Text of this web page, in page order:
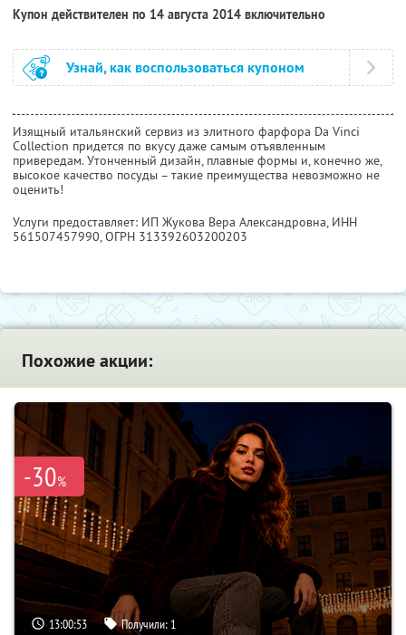
Купон действителен по 14 августа 2014 включительно
Узнай, как воспользоваться купоном
Изящный итальянский сервиз из элитного фарфора Da Vinci
Collection придется по вкусу даже самым отъявленным
привередам. Утонченный дизайн, плавные формы и, конечно же,
высокое качество посуды – такие преимущества невозможно не
оценить!
Услуги предоставляет: ИП Жукова Вера Александровна, ИНН
561507457990, ОГРН 313392603200203
Похожие акции:
-30%
13:00:52 Получили: 1